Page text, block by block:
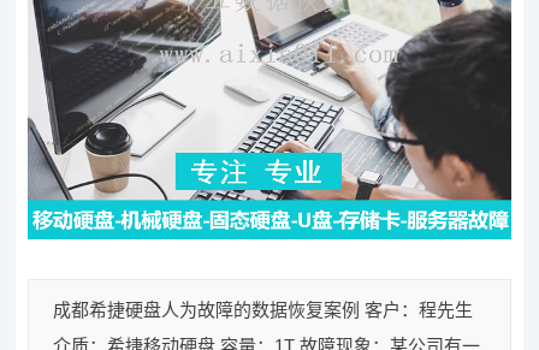
成都希捷硬盘人为故障的数据恢复案例 客户：程先生
介质：希捷移动硬盘 容量：1T 故障现象：某公司有一